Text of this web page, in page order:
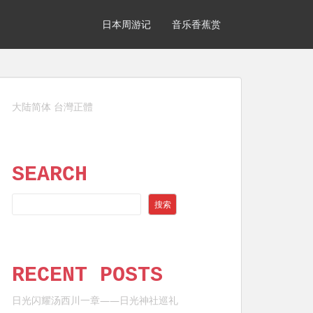
日本周游记 音乐香蕉赏
大陆简体 台灣正體
SEARCH
搜索
RECENT POSTS
日光闪耀汤西川一章——日光神社巡礼